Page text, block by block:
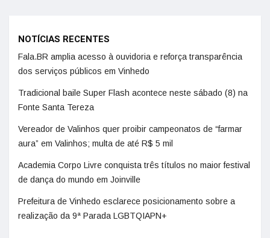
NOTÍCIAS RECENTES
Fala.BR amplia acesso à ouvidoria e reforça transparência
dos serviços públicos em Vinhedo
Tradicional baile Super Flash acontece neste sábado (8) na
Fonte Santa Tereza
Vereador de Valinhos quer proibir campeonatos de “farmar
aura” em Valinhos; multa de até R$ 5 mil
Academia Corpo Livre conquista três títulos no maior festival
de dança do mundo em Joinville
Prefeitura de Vinhedo esclarece posicionamento sobre a
realização da 9ª Parada LGBTQIAPN+